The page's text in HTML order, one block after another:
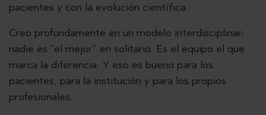
pacientes y con la evolución científica.
Creo profundamente en un modelo interdisciplinar:
nadie es “el mejor” en solitario. Es el equipo el que
marca la diferencia. Y eso es bueno para los
pacientes, para la institución y para los propios
profesionales.